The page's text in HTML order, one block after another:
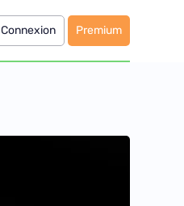
Connexion Premium